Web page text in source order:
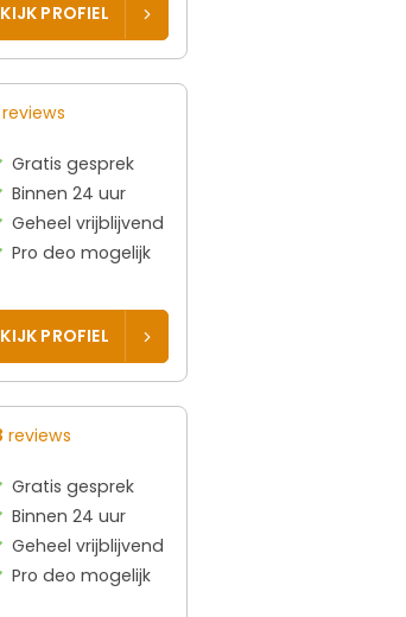
PROFIEL
reviews
Gratis gesprek
Binnen 24 uur
Geheel vrijblijvend
Pro deo mogelijk
PROFIEL
reviews
Gratis gesprek
Binnen 24 uur
Geheel vrijblijvend
Pro deo mogelijk